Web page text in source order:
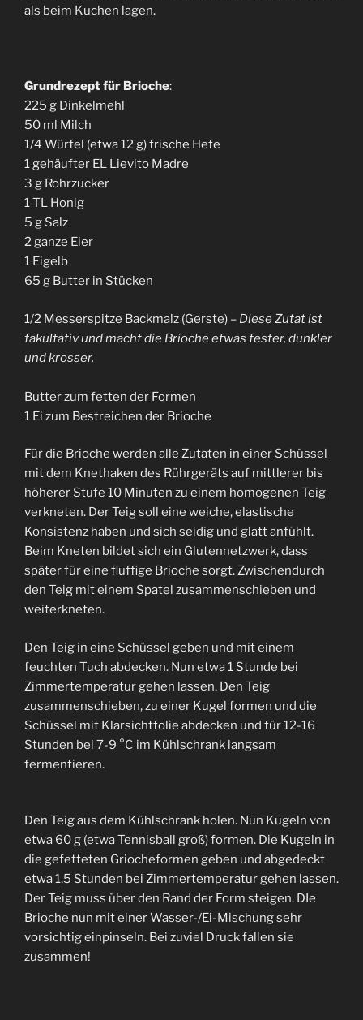
als beim Kuchen lagen.
Grundrezept für Brioche:
225 g Dinkelmehl
50 ml Milch
1/4 Würfel (etwa 12 g) frische Hefe
1 gehäufter EL Lievito Madre
3 g Rohrzucker
1 TL Honig
5 g Salz
2 ganze Eier
1 Eigelb
65 g Butter in Stücken
1/2 Messerspitze Backmalz (Gerste) – Diese Zutat ist
fakultativ und macht die Brioche etwas fester, dunkler
und krosser.
Butter zum fetten der Formen
1 Ei zum Bestreichen der Brioche
Für die Brioche werden alle Zutaten in einer Schüssel
mit dem Knethaken des Rührgeräts auf mittlerer bis
höherer Stufe 10 Minuten zu einem homogenen Teig
verkneten. Der Teig soll eine weiche, elastische
Konsistenz haben und sich seidig und glatt anfühlt.
Beim Kneten bildet sich ein Glutennetzwerk, dass
später für eine fluffige Brioche sorgt. Zwischendurch
den Teig mit einem Spatel zusammenschieben und
weiterkneten.
Den Teig in eine Schüssel geben und mit einem
feuchten Tuch abdecken. Nun etwa 1 Stunde bei
Zimmertemperatur gehen lassen. Den Teig
zusammenschieben, zu einer Kugel formen und die
Schüssel mit Klarsichtfolie abdecken und für 12-16
Stunden bei 7-9 °C im Kühlschrank langsam
fermentieren.
Den Teig aus dem Kühlschrank holen. Nun Kugeln von
etwa 60 g (etwa Tennisball groß) formen. Die Kugeln in
die gefetteten Griocheformen geben und abgedeckt
etwa 1,5 Stunden bei Zimmertemperatur gehen lassen.
Der Teig muss über den Rand der Form steigen. DIe
Brioche nun mit einer Wasser-/Ei-Mischung sehr
vorsichtig einpinseln. Bei zuviel Druck fallen sie
zusammen!